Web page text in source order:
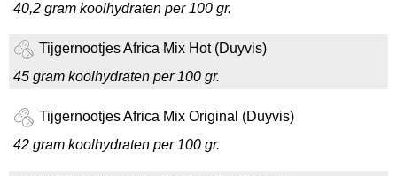
40,2 gram koolhydraten per 100 gr.
Tijgernootjes Africa Mix Hot (Duyvis)
45 gram koolhydraten per 100 gr.
Tijgernootjes Africa Mix Original (Duyvis)
42 gram koolhydraten per 100 gr.